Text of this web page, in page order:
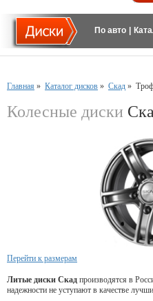
По авто
Главная » Каталог дисков » Скад »
Колесные диски
Перейти к размерам
Литые диски Скад производятся в
надежности не уступают в качестве